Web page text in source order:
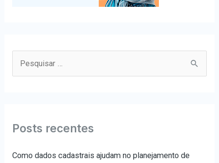
i
s
Posts recentes
Como dados cadastrais ajudam no planejamento de